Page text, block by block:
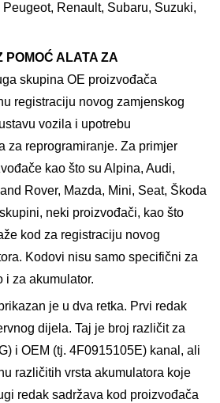
Renault, Subaru, Suzuki,
POMOĆ ALATA ZA
skupina OE proizvođača
registraciju novog zamjenskog
vozila i upotrebu
za reprogramiranje. Za primjer
kao što su Alpina, Audi,
Rover, Mazda, Mini, Seat, Škoda
neki proizvođači, kao što
kod za registraciju novog
Kodovi nisu samo specifični za
i za akumulator.
je u dva retka. Prvi redak
dijela. Taj je broj različit za
i OEM (tj. 4F0915105E) kanal, ali
različitih vrsta akumulatora koje
redak sadržava kod proizvođača